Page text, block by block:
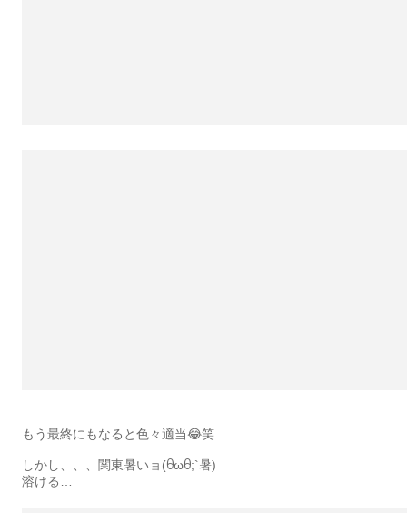
もう最終にもなると色々適当😂笑
しかし、、、関東暑いョ(ᦲωᦲ;`暑)
溶ける…